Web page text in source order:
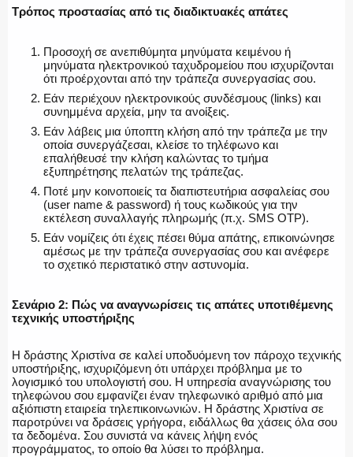
Τρόπος προστασίας από τις διαδικτυακές απάτες
Προσοχή σε ανεπιθύμητα μηνύματα κειμένου ή
μηνύματα ηλεκτρονικού ταχυδρομείου που ισχυρίζονται
ότι προέρχονται από την τράπεζα συνεργασίας σου.
Εάν περιέχουν ηλεκτρονικούς συνδέσμους (links) και
συνημμένα αρχεία, μην τα ανοίξεις.
Εάν λάβεις μια ύποπτη κλήση από την τράπεζα με την
οποία συνεργάζεσαι, κλείσε το τηλέφωνο και
επαλήθευσέ την κλήση καλώντας το τμήμα
εξυπηρέτησης πελατών της τράπεζας.
Ποτέ μην κοινοποιείς τα διαπιστευτήρια ασφαλείας σου
(user name & password) ή τους κωδικούς για την
εκτέλεση συναλλαγής πληρωμής (π.χ. SMS OTP).
Εάν νομίζεις ότι έχεις πέσει θύμα απάτης, επικοινώνησε
αμέσως με την τράπεζα συνεργασίας σου και ανέφερε
το σχετικό περιστατικό στην αστυνομία.
Σενάριο 2: Πώς να αναγνωρίσεις τις απάτες υποτιθέμενης
τεχνικής υποστήριξης
Η δράστης Χριστίνα σε καλεί υποδυόμενη τον πάροχο τεχνικής
υποστήριξης, ισχυριζόμενη ότι υπάρχει πρόβλημα με το
λογισμικό του υπολογιστή σου. Η υπηρεσία αναγνώρισης του
τηλεφώνου σου εμφανίζει έναν τηλεφωνικό αριθμό από μια
αξιόπιστη εταιρεία τηλεπικοινωνιών. Η δράστης Χριστίνα σε
παροτρύνει να δράσεις γρήγορα, ειδάλλως θα χάσεις όλα σου
τα δεδομένα. Σου συνιστά να κάνεις λήψη ενός
προγράμματος, το οποίο θα λύσει το πρόβλημα.